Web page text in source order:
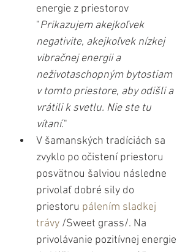
energie z priestorov
"Prikazujem akejkoľvek
negativite, akejkoľvek nízkej
vibračnej energii a
neživotaschopným bytostiam
v tomto priestore, aby odišli a
vrátili k svetlu. Nie ste tu
vítaní."
V šamanských tradíciách sa
zvyklo po očistení priestoru
posvätnou šalviou následne
privolať dobré sily do
priestoru pálením sladkej
trávy /Sweet grass/. Na
privolávanie pozitívnej energie